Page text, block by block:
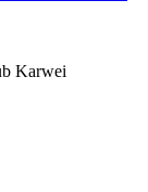
Karwei